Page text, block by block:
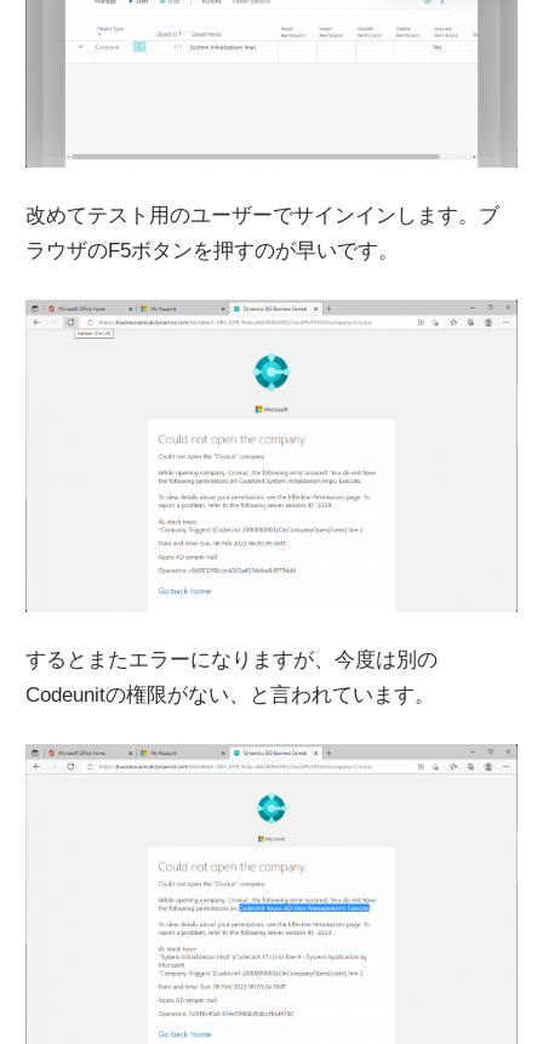
改めてテスト用のユーザーでサインインします。ブ
ラウザのF5ボタンを押すのが早いです。
するとまたエラーになりますが、今度は別の
Codeunitの権限がない、と言われています。